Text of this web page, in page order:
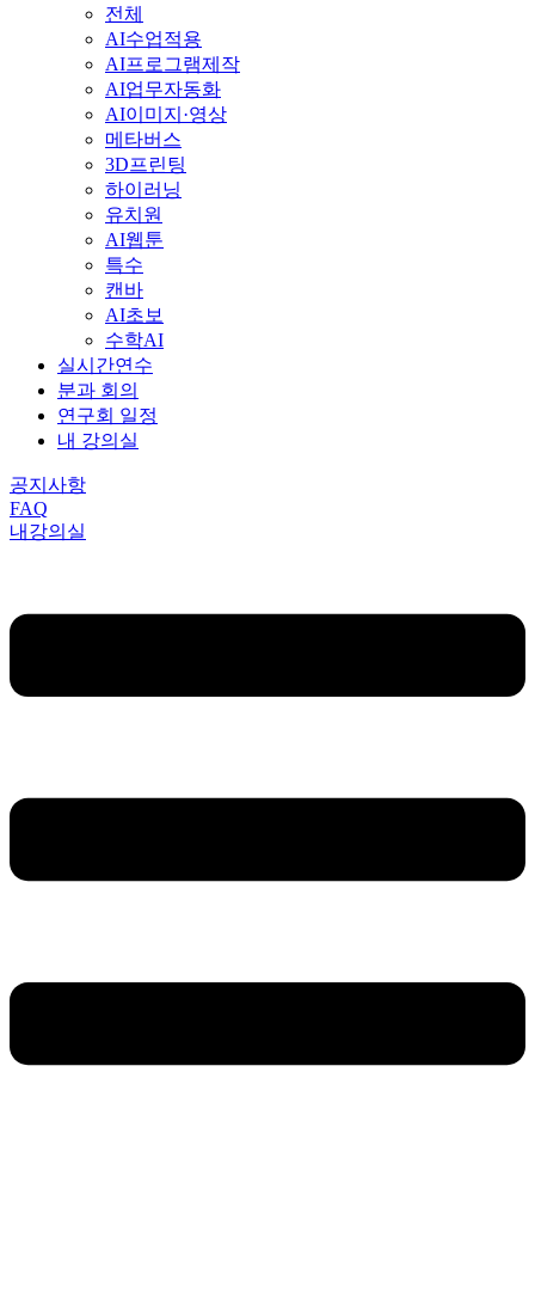
전체
AI수업적용
AI프로그램제작
AI업무자동화
AI이미지·영상
메타버스
3D프린팅
하이러닝
유치원
AI웹툰
특수
캔바
AI초보
수학AI
실시간연수
분과 회의
연구회 일정
내 강의실
공지사항
FAQ
내강의실